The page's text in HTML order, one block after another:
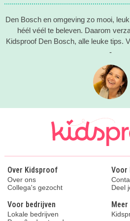
Den Bosch en omgeving zo mooi,
héél véél te beleven. Daarom
Kidsproof Den Bosch, alle leuke tips.
-
Over Kidsproof
Over ons
Collega's gezocht
Voor
Deel
Voor bedrijven
Lokale bedrijven